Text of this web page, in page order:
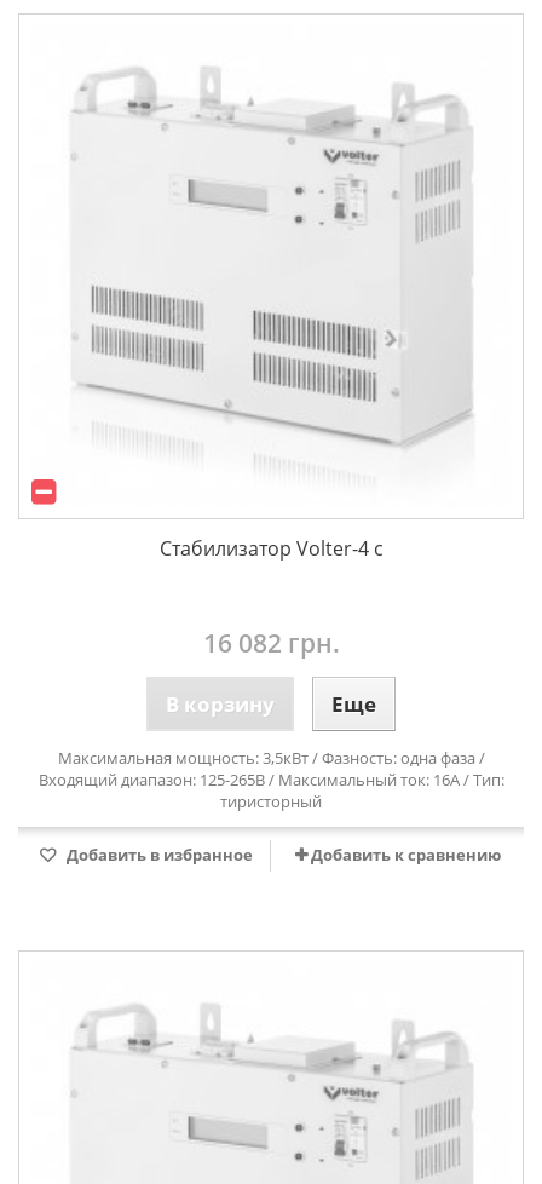
Стабилизатор Volter-4 с
16 082 грн.
В корзину Еще
Максимальная мощность: 3,5кВт / Фазность: одна фаза /
Входящий диапазон: 125-265В / Максимальный ток: 16А / Тип:
тиристорный
Добавить в избранное Добавить к сравнению